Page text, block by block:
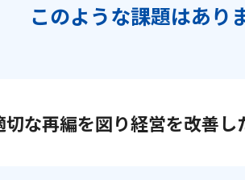
このような課題はあり
な再編を図り経営を改善し